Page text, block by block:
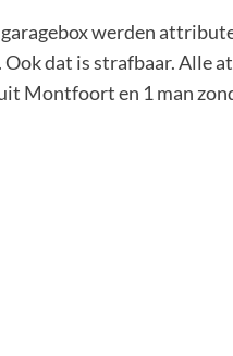
werden
dat is strafbaar. Alle
Montfoort en 1 man